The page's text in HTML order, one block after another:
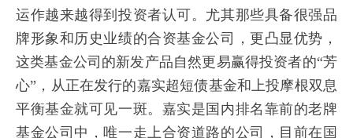
运作越来越得到投资者认可。尤其那些具备很强品
牌形象和历史业绩的合资基金公司，更凸显优势，
这类基金公司的新发产品自然更易赢得投资者的“芳
心”，从正在发行的嘉实超短债基金和上投摩根双息
平衡基金就可见一斑。嘉实是国内排名靠前的老牌
基金公司中，唯一走上合资道路的公司，目前在国